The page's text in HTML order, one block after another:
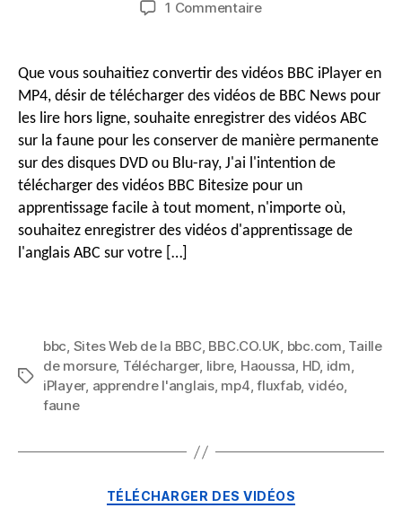
1 Commentairesur
gratuitement
des
vidéos
de
la
BBC
sur
MP4
en
HD
vidéos
de
la
Que vous souhaitiez convertir des vidéos BBC iPlayer en
MP4, désir de télécharger des vidéos de BBC News pour
les lire hors ligne, souhaite enregistrer des vidéos ABC
sur la faune pour les conserver de manière permanente
sur des disques DVD ou Blu-ray, J'ai l'intention de
télécharger des vidéos BBC Bitesize pour un
apprentissage facile à tout moment, n'importe où,
souhaitez enregistrer des vidéos d'apprentissage de
l'anglais ABC sur votre […]
Mots
bbc, Sites Web de la BBC, BBC.CO.UK, bbc.com, Taille
de morsure, Télécharger, libre, Haoussa, HD, idm,
iPlayer, apprendre l'anglais, mp4,fluxfab, vidéo,
faune
Catégories
TÉLÉCHARGER DES VIDÉOS